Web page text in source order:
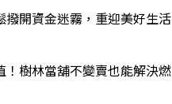
撥開資金迷霧，重迎美好生活
！樹林當舖不變賣也能解決燃